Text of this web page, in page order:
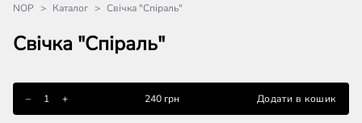
NOP > Каталог > Свічка "Спіраль"
Свічка "Спіраль"
– 1 + 240 грн Додати в кошик